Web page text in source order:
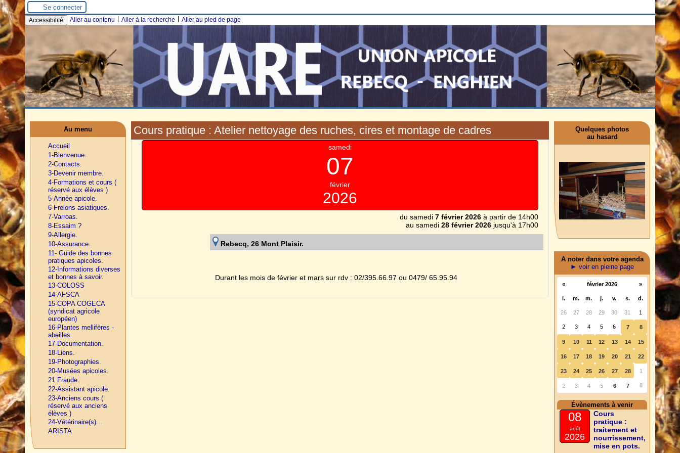
Se connecter
Accessibilité Aller au contenu Aller à la recherche Aller au pied de page
Cours pratique : Atelier nettoyage des ruches, cires et montage de cadres
samedi
07
février
2026
du samedi 7 février 2026 à partir de 14h00
au samedi 28 février 2026 jusqu'à 17h00
Rebecq, 26 Mont Plaisir.
Durant les mois de février et mars sur rdv : 02/395.66.97 ou 0479/ 65.95.94
Au menu
Accueil
1-Bienvenue.
2-Contacts.
3-Devenir membre.
4-Formations et cours (
réservé aux élèves )
5-Année apicole.
6-Frelons asiatiques.
7-Varroas.
8-Essaim ?
9-Allergie.
10-Assurance.
11- Guide des bonnes
pratiques apicoles.
12-Informations diverses
et bonnes à savoir.
13-COLOSS
14-AFSCA
15-COPA COGECA
(syndicat agricole
européen)
16-Plantes mellifères -
abeilles.
17-Documentation.
18-Liens.
19-Photographies.
20-Musées apicoles.
21 Fraude.
22-Assistant apicole.
23-Anciens cours (
réservé aux anciens
élèves )
24-Vétérinaire(s)...
ARISTA
Quelques photos
au hasard
A noter dans votre agenda
► voir en pleine page
« février 2026 »
l. m. m. j. v. s. d.
26 27 28 29 30 31 1
2 3 4 5 6 7 8
9 10 11 12 13 14 15
16 17 18 19 20 21 22
23 24 25 26 27 28 1
2 3 4 5 6 7 8
Évènements à venir
08
août
2026
Cours
pratique :
traitement et
nourrissement,
mise en pots.